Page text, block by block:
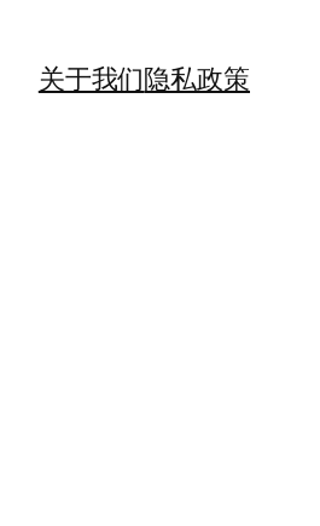
关于我们隐私政策